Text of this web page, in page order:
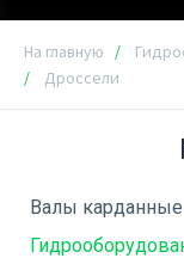
На главную
Дроссели
Валы карданные